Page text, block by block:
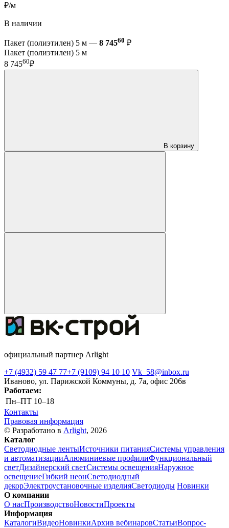
₽/м
В наличии
Пакет (полиэтилен) 5 м — 8 74560 ₽
Пакет (полиэтилен) 5 м
8 74560₽
В корзину
официальный партнер Arlight
+7 (4932) 59 47 77+7 (9109) 94 10 10 Vk_58@inbox.ru
Иваново, ул. Парижской Коммуны, д. 7а, офис 206в
Работаем:
Пн–ПТ 10–18
Контакты
Правовая информация
© Разработано в Arlight, 2026
Каталог
Светодиодные лентыИсточники питанияСистемы управления
и автоматизацииАлюминиевые профилиФункциональный
светДизайнерский светСистемы освещенияНаружное
освещениеГибкий неонСветодиодный
декорЭлектроустановочные изделияСветодиоды Новинки
О компании
О насПроизводствоНовостиПроекты
Информация
КаталогиВидеоНовинкиАрхив вебинаровСтатьиВопрос-